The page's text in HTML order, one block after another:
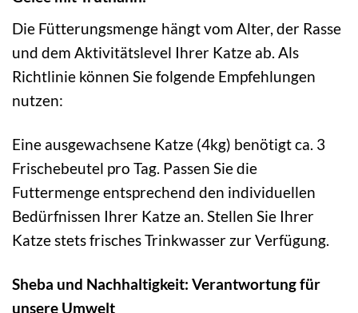
Die Fütterungsmenge hängt vom Alter, der Rasse
und dem Aktivitätslevel Ihrer Katze ab. Als
Richtlinie können Sie folgende Empfehlungen
nutzen:
Eine ausgewachsene Katze (4kg) benötigt ca. 3
Frischebeutel pro Tag. Passen Sie die
Futtermenge entsprechend den individuellen
Bedürfnissen Ihrer Katze an. Stellen Sie Ihrer
Katze stets frisches Trinkwasser zur Verfügung.
Sheba und Nachhaltigkeit: Verantwortung für
unsere Umwelt